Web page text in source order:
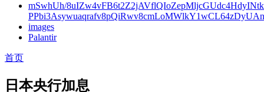
mSwhUh/
images
Palantir
首页
日本央行加息